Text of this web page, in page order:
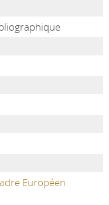
Européen